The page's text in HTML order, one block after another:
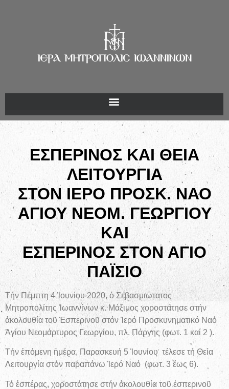
ΕΣΠΕΡΙΝΟΣ ΚΑΙ ΘΕΙΑ
ΛΕΙΤΟΥΡΓΙΑ
ΣΤΟΝ ΙΕΡΟ ΠΡΟΣΚ. ΝΑΟ
ΑΓΙΟΥ ΝΕΟΜ. ΓΕΩΡΓΙΟΥ
ΚΑΙ
ΕΣΠΕΡΙΝΟΣ ΣΤΟΝ ΑΓΙΟ
ΠΑΪΣΙΟ
Τήν Πέμπτη 4 Ἰουνίου 2020, ὁ Σεβασμιώτατος
Μητροπολίτης Ἰωαννίνων κ. Μάξιμος χοροστάτησε στήν
ἀκολουθία τοῦ Ἑσπερινοῦ στόν Ἱερό Προσκυνηματικό Ναό
Ἁγίου Νεομάρτυρος Γεωργίου, πλ. Πάργης (φωτ. 1 καί 2 ).
Τήν ἑπόμενη ἡμέρα, Παρασκευή 5 Ἰουνίου τέλεσε τή Θεία
Λειτουργία στόν παραπάνω Ἱερό Ναό (φωτ. 3 ἕως 6).
Τό ἑσπέρας, χοροστάτησε στήν ἀκολουθία τοῦ ἑσπερινοῦ